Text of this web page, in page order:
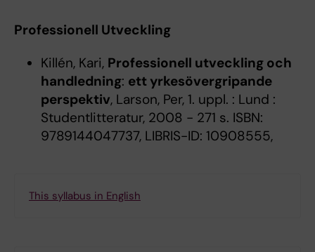
Professionell Utveckling
Killén, Kari, Professionell utveckling och
handledning: ett yrkesövergripande
perspektiv, Larson, Per, 1. uppl. : Lund :
Studentlitteratur, 2008 - 271 s. ISBN:
9789144047737, LIBRIS-ID: 10908555,
This syllabus in English